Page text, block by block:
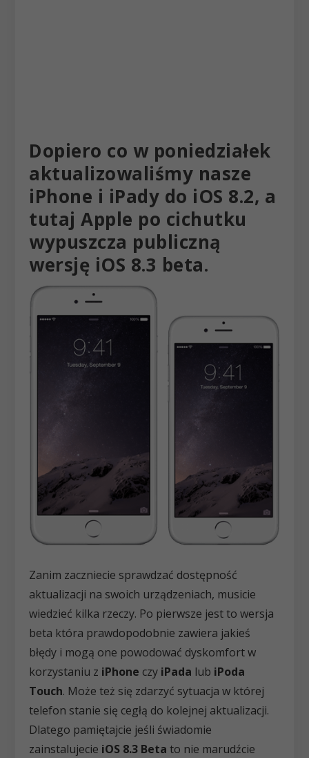
Dopiero co w poniedziałek
aktualizowaliśmy nasze
iPhone i iPady do iOS 8.2, a
tutaj Apple po cichutku
wypuszcza publiczną
wersję iOS 8.3 beta.
Zanim zaczniecie sprawdzać dostępność
aktualizacji na swoich urządzeniach, musicie
wiedzieć kilka rzeczy. Po pierwsze jest to wersja
beta która prawdopodobnie zawiera jakieś
błędy i mogą one powodować dyskomfort w
korzystaniu z iPhone czy iPada lub iPoda
Touch. Może też się zdarzyć sytuacja w której
telefon stanie się cegłą do kolejnej aktualizacji.
Dlatego pamiętajcie jeśli świadomie
zainstalujecie iOS 8.3 Beta to nie marudźcie